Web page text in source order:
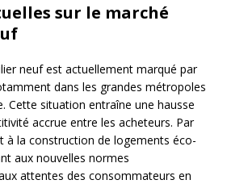
sur le marché
neuf est actuellement marqué par
dans les grandes métropoles
Cette situation entraîne une hausse
accrue entre les acheteurs. Par
à la construction de logements éco-
aux nouvelles normes
attentes des consommateurs en